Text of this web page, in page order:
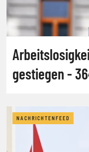
gestiegen -
NACHRICHTENFEED